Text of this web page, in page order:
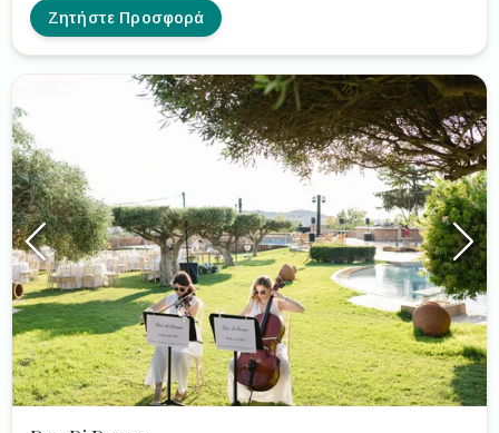
Ζητήστε Προσφορά